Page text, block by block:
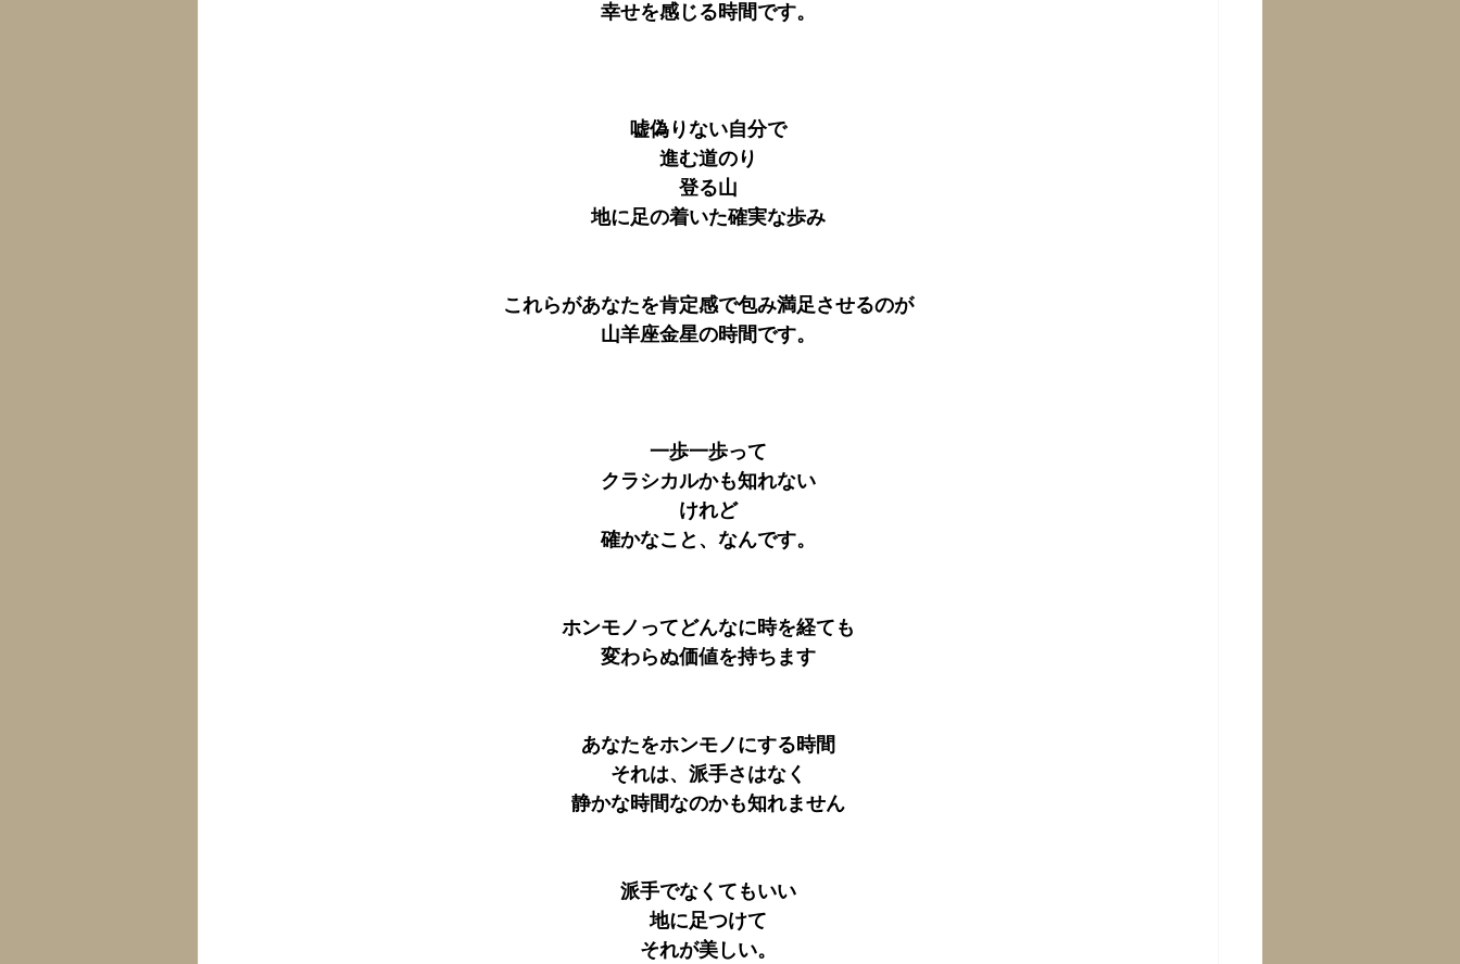
幸せを感じる時間です。
嘘偽りない自分で
進む道のり
登る山
地に足の着いた確実な歩み
これらがあなたを肯定感で包み満足させるのが
山羊座金星の時間です。
一歩一歩って
クラシカルかも知れない
けれど
確かなこと、なんです。
ホンモノってどんなに時を経ても
変わらぬ価値を持ちます
あなたをホンモノにする時間
それは、派手さはなく
静かな時間なのかも知れません
派手でなくてもいい
地に足つけて
それが美しい。